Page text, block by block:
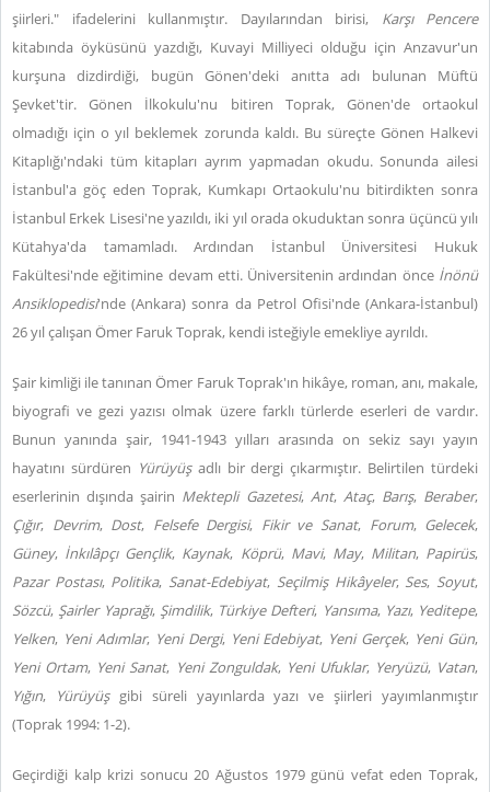
şiirleri." ifadelerini kullanmıştır. Dayılarından birisi, Karşı Pencere
kitabında öyküsünü yazdığı, Kuvayi Milliyeci olduğu için Anzavur'un
kurşuna dizdirdiği, bugün Gönen'deki anıtta adı bulunan Müftü
Şevket'tir. Gönen İlkokulu'nu bitiren Toprak, Gönen'de ortaokul
olmadığı için o yıl beklemek zorunda kaldı. Bu süreçte Gönen Halkevi
Kitaplığı'ndaki tüm kitapları ayrım yapmadan okudu. Sonunda ailesi
İstanbul'a göç eden Toprak, Kumkapı Ortaokulu'nu bitirdikten sonra
İstanbul Erkek Lisesi'ne yazıldı, iki yıl orada okuduktan sonra üçüncü yılı
Kütahya'da tamamladı. Ardından İstanbul Üniversitesi Hukuk
Fakültesi'nde eğitimine devam etti. Üniversitenin ardından önce İnönü
Ansiklopedisi'nde (Ankara) sonra da Petrol Ofisi'nde (Ankara-İstanbul)
26 yıl çalışan Ömer Faruk Toprak, kendi isteğiyle emekliye ayrıldı.
Şair kimliği ile tanınan Ömer Faruk Toprak'ın hikâye, roman, anı, makale,
biyografi ve gezi yazısı olmak üzere farklı türlerde eserleri de vardır.
Bunun yanında şair, 1941-1943 yılları arasında on sekiz sayı yayın
hayatını sürdüren Yürüyüşadlı bir dergi çıkarmıştır. Belirtilen türdeki
eserlerinin dışında şairin Mektepli Gazetesi, Ant, Ataç, Barış,Beraber,
Çığır, Devrim, Dost, Felsefe Dergisi, Fikir ve Sanat, Forum, Gelecek,
Güney, İnkılâpçı Gençlik, Kaynak, Köprü, Mavi, May, Militan, Papirüs,
Pazar Postası, Politika, Sanat-Edebiyat, Seçilmiş Hikâyeler, Ses, Soyut,
Sözcü, Şairler Yaprağı, Şimdilik, Türkiye Defteri, Yansıma, Yazı, Yeditepe,
Yelken, Yeni Adımlar, Yeni Dergi, Yeni Edebiyat, Yeni Gerçek, Yeni Gün,
Yeni Ortam, Yeni Sanat, Yeni Zonguldak, Yeni Ufuklar, Yeryüzü, Vatan,
Yığın, Yürüyüşgibi süreli yayınlarda yazı ve şiirleri yayımlanmıştır
(Toprak 1994: 1-2).
Geçirdiği kalp krizi sonucu 20 Ağustos 1979 günü vefat eden Toprak,